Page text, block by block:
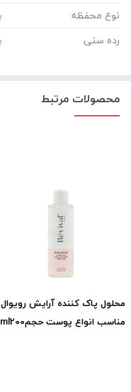
نوع محفظه
رده سنی
محصولات مرتبط
محلول پاک کننده آرایش رویوال
مناسب انواع پوست حجمml200